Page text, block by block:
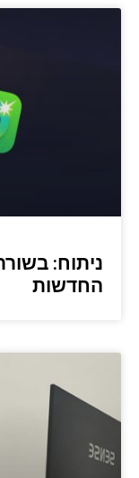
ניתוח:
החדשות